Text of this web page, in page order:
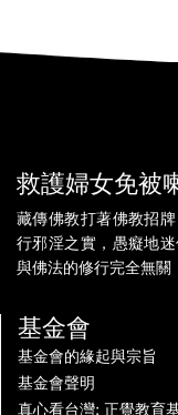
救護婦女免被
藏傳佛教打著佛教招
行邪淫之實，愚癡地
與佛法的修行完全無關
基金會
基金會的緣起與宗旨
基金會聲明
真心看台灣: 正覺教育